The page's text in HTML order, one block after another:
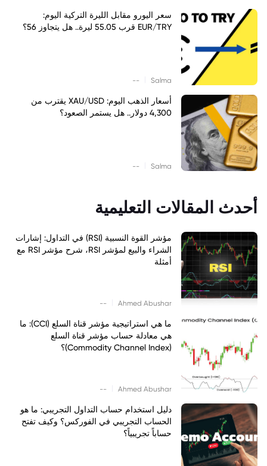
سعر اليورو مقابل الليرة التركية اليوم:
EUR/TRY قرب 55.05 ليرة.. هل يتجاوز 56؟
Salma
--
أسعار الذهب اليوم: XAU/USD يقترب من
4,300 دولار.. هل يستمر الصعود؟
Salma
--
أحدث المقالات التعليمية
مؤشر القوة النسبية (RSI) في التداول: إشارات
الشراء والبيع لمؤشر RSI، شرح مؤشر RSI مع
أمثلة
Ahmed Abushar
--
ما هي استراتيجية مؤشر قناة السلع (CCI): ما
هي معادلة حساب مؤشر قناة السلع
(Commodity Channel Index)؟
Ahmed Abushar
--
دليل استخدام حساب التداول التجريبي: ما هو
الحساب التجريبي في الفوركس؟ وكيف تفتح
حساباً تجريبياً؟